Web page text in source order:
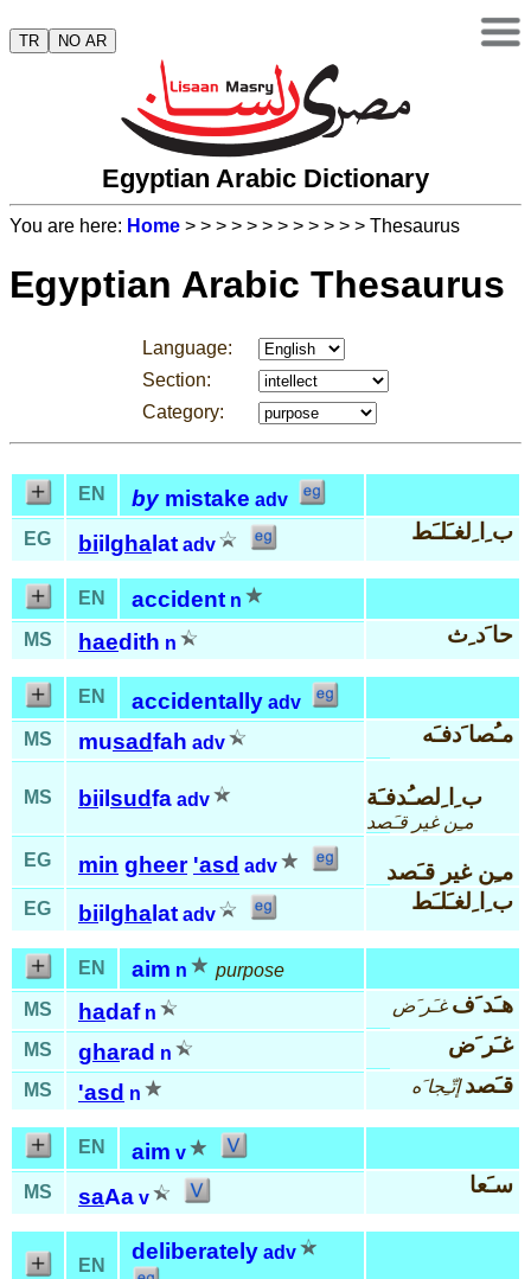
TR NO AR
Egyptian Arabic Dictionary
You are here: Home > > > > > > > > > > > > Thesaurus
Egyptian Arabic Thesaurus
Language:
Section:
Category:
EN bymistake adv
EG
biil gha lat adv
ب ِا ِلغـَلـَط
EN accident n
MS
haedith n حا َد ِث
EN accidentally adv
MS
musadfah adv مـُصا َدفـَه
MS biil sudfa adv ب ِا ِلصـُدفـَة
مـِن غير قـَصد
EG
min gheer 'asd adv مـِن غير قـَصد
EG biil gha lat adv
ب ِا ِلغـَلـَط
EN aim n
purpose
MS
hadaf n هـَد َف غـَر َض
MS gharad n غـَر َض
MS 'asd n قـَصد إتّـِجا َه
EN aim v
MS
saAa v
سـَعا
EN
deliberately adv